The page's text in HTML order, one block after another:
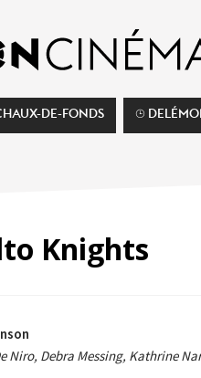
DE-FONDS ⌚︎
Knights
Niro, Debra Messing, Kathrine